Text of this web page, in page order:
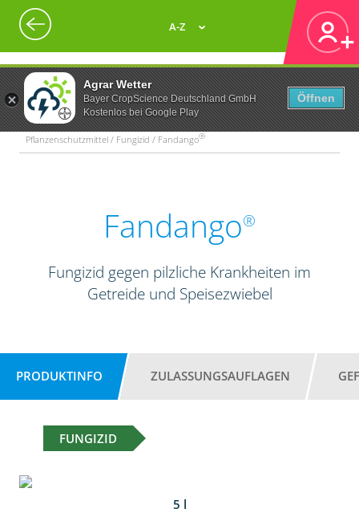
Agrar Wetter
Bayer CropScience Deutschland GmbH
Kostenlos bei Google Play
Öffnen
A-Z
Pflanzenschutzmittel / Fungizid / Fandango®
Fandango®
Fungizid gegen pilzliche Krankheiten im
Getreide und Speisezwiebel
PRODUKTINFO ZULASSUNGSAUFLAGEN
FUNGIZID
5 l